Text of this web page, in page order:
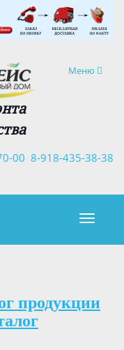
Навигация
Меню
8-918-435-38-38
00
×
продукции